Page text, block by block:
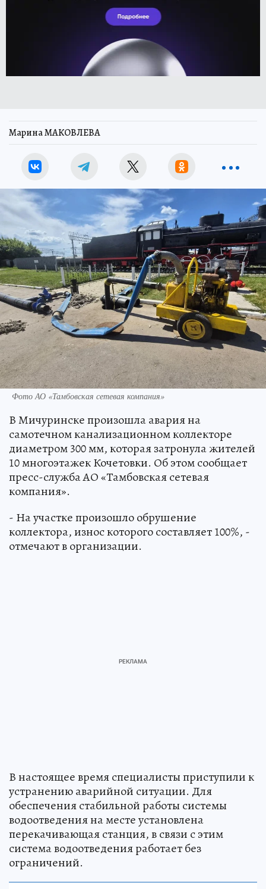
Марина МАКОВЛЕВА
Фото АО «Тамбовская сетевая компания»
В Мичуринске произошла авария на
самотечном канализационном коллекторе
диаметром 300 мм, которая затронула жителей
10 многоэтажек Кочетовки. Об этом сообщает
пресс-служба АО «Тамбовская сетевая
компания».
- На участке произошло обрушение
коллектора, износ которого составляет 100%, -
отмечают в организации.
В настоящее время специалисты приступили к
устранению аварийной ситуации. Для
обеспечения стабильной работы системы
водоотведения на месте установлена
перекачивающая станция, в связи с этим
система водоотведения работает без
ограничений.